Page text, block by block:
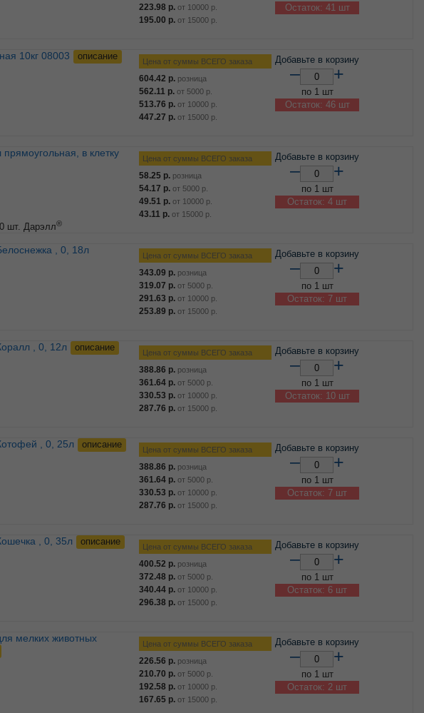
223.98 р. от 10000 р.
195.00 р. от 15000 р.
Остаток: 41 шт
10кг 08003 описание Цена от суммы ВСЕГО заказа
604.42 р. розница
562.11 р. от 5000 р.
513.76 р. от 10000 р.
447.27 р. от 15000 р.
Добавьте в корзину
– +
по 1 шт
Остаток: 46 шт
шт. Дарэлл®
Цена от суммы ВСЕГО заказа
58.25 р. розница
54.17 р. от 5000 р.
49.51 р. от 10000 р.
43.11 р. от 15000 р.
Добавьте в корзину
– +
по 1 шт
Остаток: 4 шт
, 0, 18л Цена от суммы ВСЕГО заказа
343.09 р. розница
319.07 р. от 5000 р.
291.63 р. от 10000 р.
253.89 р. от 15000 р.
Добавьте в корзину
– +
по 1 шт
Остаток: 7 шт
, 0, 12л описание Цена от суммы ВСЕГО заказа
388.86 р. розница
361.64 р. от 5000 р.
330.53 р. от 10000 р.
287.76 р. от 15000 р.
Добавьте в корзину
– +
по 1 шт
Остаток: 10 шт
, 0, 25л описание Цена от суммы ВСЕГО заказа
388.86 р. розница
361.64 р. от 5000 р.
330.53 р. от 10000 р.
287.76 р. от 15000 р.
Добавьте в корзину
– +
по 1 шт
Остаток: 7 шт
, 0, 35л описание Цена от суммы ВСЕГО заказа
400.52 р. розница
372.48 р. от 5000 р.
340.44 р. от 10000 р.
296.38 р. от 15000 р.
Добавьте в корзину
– +
по 1 шт
Остаток: 6 шт
Цена от суммы ВСЕГО заказа
226.56 р. розница
210.70 р. от 5000 р.
192.58 р. от 10000 р.
167.65 р. от 15000 р.
Добавьте в корзину
– +
по 1 шт
Остаток: 2 шт